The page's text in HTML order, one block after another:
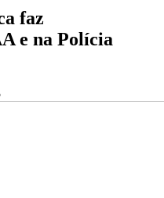
faz
e na Polícia